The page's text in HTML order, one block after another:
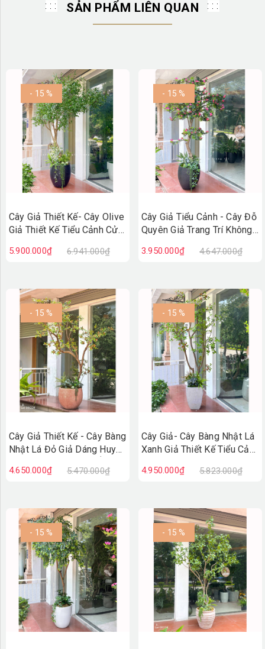
SẢN PHẨM LIÊN QUAN
- 15 %
Cây Giả Thiết Kế- Cây Olive
Giả Thiết Kế Tiểu Cảnh Cửa
5.900.000₫ 6.941.000₫
- 15 %
Cây Giả Tiểu Cảnh - Cây Đỗ
Quyên Giả Trang Trí Không
3.950.000₫ 4.647.000₫
- 15 %
Cây Giả Thiết Kế - Cây Bàng
Nhật Lá Đỏ Giả Dáng Huyền
Tượng (220cm)- CC1384
4.650.000₫ 5.470.000₫
- 15 %
Cây Giả- Cây Bàng Nhật Lá
Xanh Giả Thiết Kế Tiểu Cảnh
Gian Mới Lạ (230cm)-
4.950.000₫ 5.823.000₫
- 15 % - 15 %